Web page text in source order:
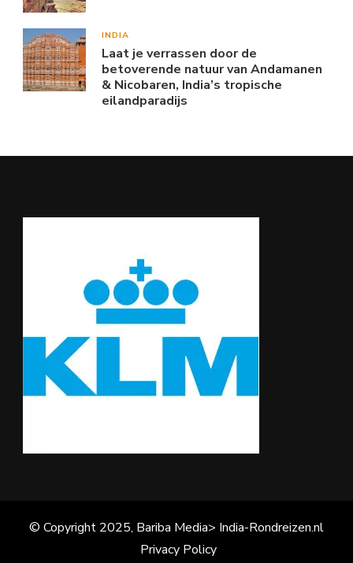
INDIA
Laat je verrassen door de
betoverende natuur van Andamanen
& Nicobaren, India’s tropische
eilandparadijs
© Copyright 2025, Bariba Media> India-Rondreizen.nl
Privacy Policy